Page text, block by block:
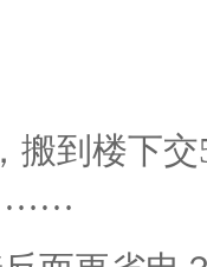
搬到楼下
……